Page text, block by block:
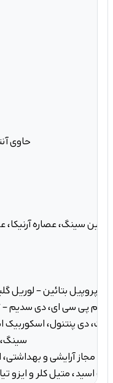
حاوی
جین سینگ، عصاره آرنیکا،
بتائین – لوریل
دی پنتنول،
سینگ،
مجاز آرایشی و
اسید، متیل کلر و ایزو